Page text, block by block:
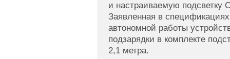
и настраиваемую подсветку
Заявленная в
автономной работы
подзарядки в комплекте
2,1 метра.